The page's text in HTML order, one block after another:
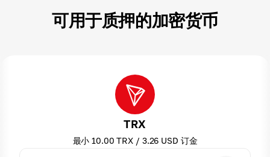
可用于质押的加密货币
TRX
最小 10.00 TRX / 3.26 USD 订金